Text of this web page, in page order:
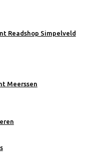
Readshop Simpelveld
Meerssen